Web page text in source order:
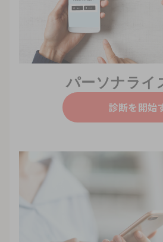
パーソナライ
診断を開始